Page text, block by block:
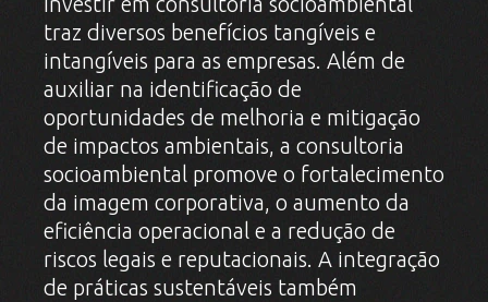
traz diversos benefícios tangíveis e
intangíveis para as empresas. Além de
auxiliar na identificação de
oportunidades de melhoria e mitigação
de impactos ambientais, a consultoria
socioambiental promove o fortalecimento
da imagem corporativa, o aumento da
eficiência operacional e a redução de
riscos legais e reputacionais. A integração
de práticas sustentáveis também